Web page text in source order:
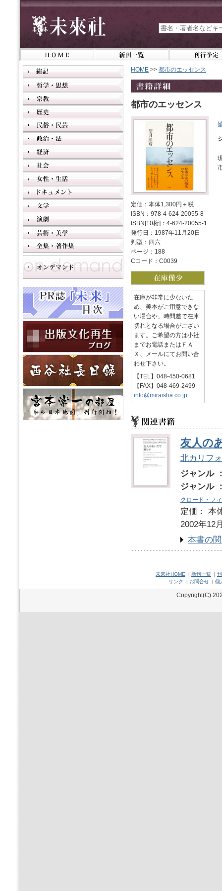
HOME >> 都市のエッセンス
都市のエッセンス
定価：本体1,300円＋税
ISBN：978-4-624-20055-8
ISBN[10桁]：4-624-20055-1
発行日：1987年11月20日
判型：四六
ページ：188
Cコード：C0039
在庫が非常に少ないた
め、美本がご用意できな
い場合や、時間差で在庫
切れとなる場合がござい
ます。ご希望の方は小社
までお電話またはＦＡ
Ｘ、メールにてお問い合
わせ下さい。
【TEL】048-450-0681
【FAX】048-469-2499
info@miraisha.co.jp
友人の
北カリフ
ジャンル
ジャンル
クロード・フ
定価：
2002年12
本書の
未來社HOME | 新刊一覧 |
リンク
| お問合せ | 個
Copyright(C)